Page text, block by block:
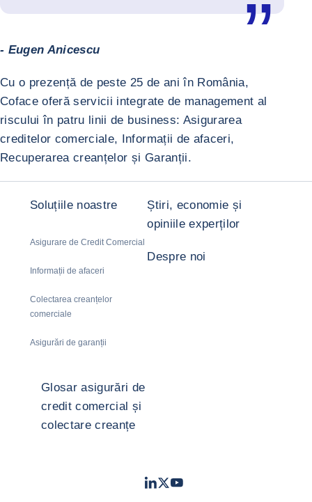
- Eugen Anicescu
Cu o prezență de peste 25 de ani în România,
Coface oferă servicii integrate de management al
riscului în patru linii de business: Asigurarea
creditelor comerciale, Informații de afaceri,
Recuperarea creanțelor și Garanții.
Soluțiile noastre
Asigurare de Credit Comercial
Informații de afaceri
Colectarea creanțelor
comerciale
Asigurări de garanții
Știri, economie și
opiniile experților
Despre noi
Glosar asigurări de
credit comercial și
colectare creanțe
LinkedIn
TwitterYoutube